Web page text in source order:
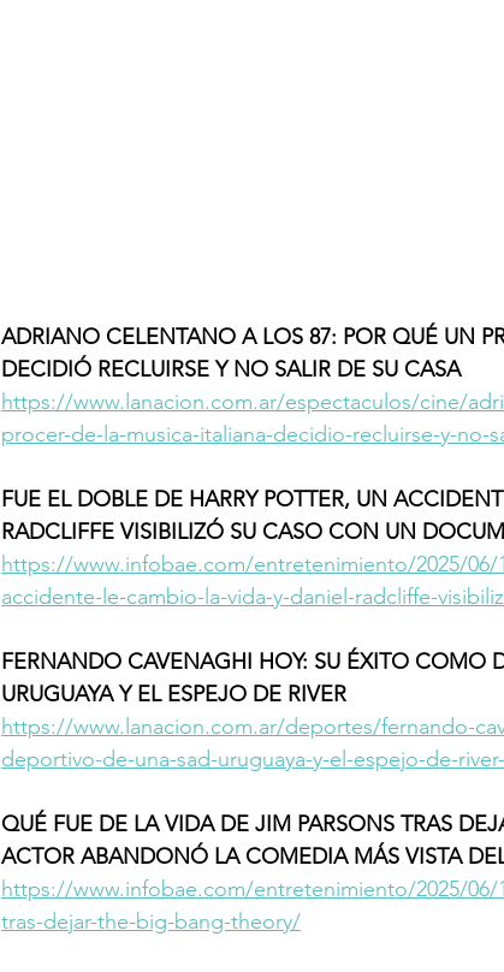
ADRIANO CELENTANO A LOS 87: POR QUÉ UN
DECIDIÓ RECLUIRSE Y NO SALIR DE SU CASA
https://www.lanacion.com.ar/espectaculos/cine/
procer-de-la-musica-italiana-decidio-recluirse-y-no-
FUE EL DOBLE DE HARRY POTTER, UN
RADCLIFFE VISIBILIZÓ SU CASO CON UN
https://www.infobae.com/entretenimiento/2025/
accidente-le-cambio-la-vida-y-daniel-radcliffe-
FERNANDO CAVENAGHI HOY: SU ÉXITO COMO
URUGUAYA Y EL ESPEJO DE RIVER
https://www.lanacion.com.ar/deportes/fernando-
deportivo-de-una-sad-uruguaya-y-el-espejo-de-
QUÉ FUE DE LA VIDA DE JIM PARSONS TRAS
ACTOR ABANDONÓ LA COMEDIA MÁS VISTA
https://www.infobae.com/entretenimiento/2025/
tras-dejar-the-big-bang-theory/